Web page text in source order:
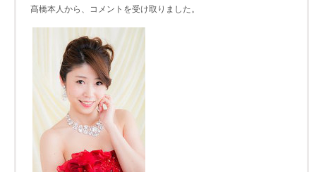
髙橋本人から、コメントを受け取りました。